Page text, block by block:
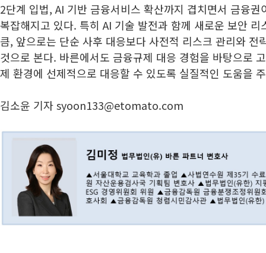
2단계 입법, AI 기반 금융서비스 확산까지 겹치면서 금융
복잡해지고 있다. 특히 AI 기술 발전과 함께 새로운 보안
큼, 앞으로는 단순 사후 대응보다 사전적 리스크 관리와 전
것으로 본다. 바른에서도 금융규제 대응 경험을 바탕으로
제 환경에 선제적으로 대응할 수 있도록 실질적인 도움을
김소윤 기자 syoon133@etomato.com